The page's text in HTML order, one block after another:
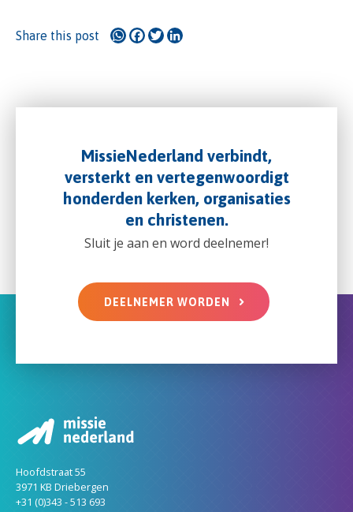
Share this post WhatsApp
Facebook
Twitter
MissieNederland verbindt,
versterkt en vertegenwoordigt
honderden kerken, organisaties
en christenen.
Sluit je aan en word deelnemer!
DEELNEMER WORDEN
Hoofdstraat 55
3971 KB Driebergen
+31 (0)343 - 513 693